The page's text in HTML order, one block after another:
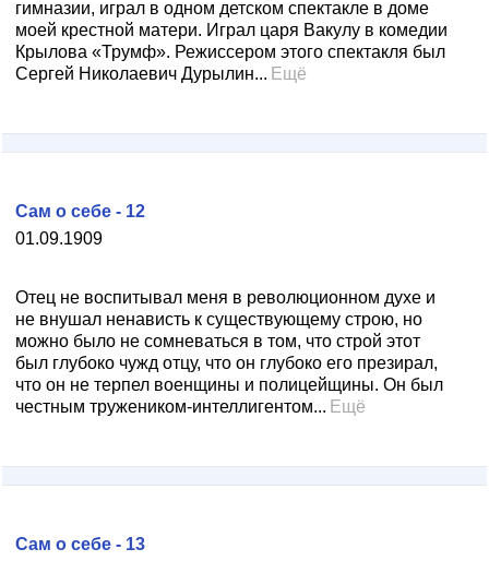
гимназии, играл в одном детском спектакле в доме
моей крестной матери. Играл царя Вакулу в комедии
Крылова «Трумф». Режиссером этого спектакля был
Сергей Николаевич Дурылин... Ещё
01.09.1909
Сам о себе - 12
Отец не воспитывал меня в революционном духе и
не внушал ненависть к существующему строю, но
можно было не сомневаться в том, что строй этот
был глубоко чужд отцу, что он глубоко его презирал,
что он не терпел военщины и полицейщины. Он был
честным тружеником-интеллигентом... Ещё
Сам о себе - 13